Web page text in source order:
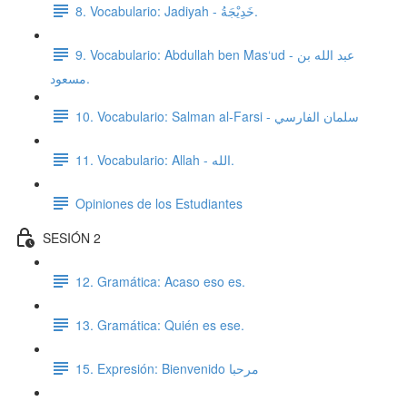
8. Vocabulario: Jadiyah - خَدِيْجَةُ.
9. Vocabulario: Abdullah ben Mas‘ud - عبد الله بن
مسعود.
10. Vocabulario: Salman al-Farsi - سلمان الفارسي
11. Vocabulario: Allah - الله.
Opiniones de los Estudiantes
SESIÓN 2
12. Gramática: Acaso eso es.
13. Gramática: Quién es ese.
15. Expresión: Bienvenido مرحبا